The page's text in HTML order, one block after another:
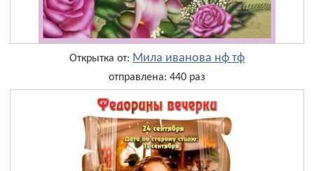
Открытка от: Мила иванова нф тф
отправлена: 440 раз